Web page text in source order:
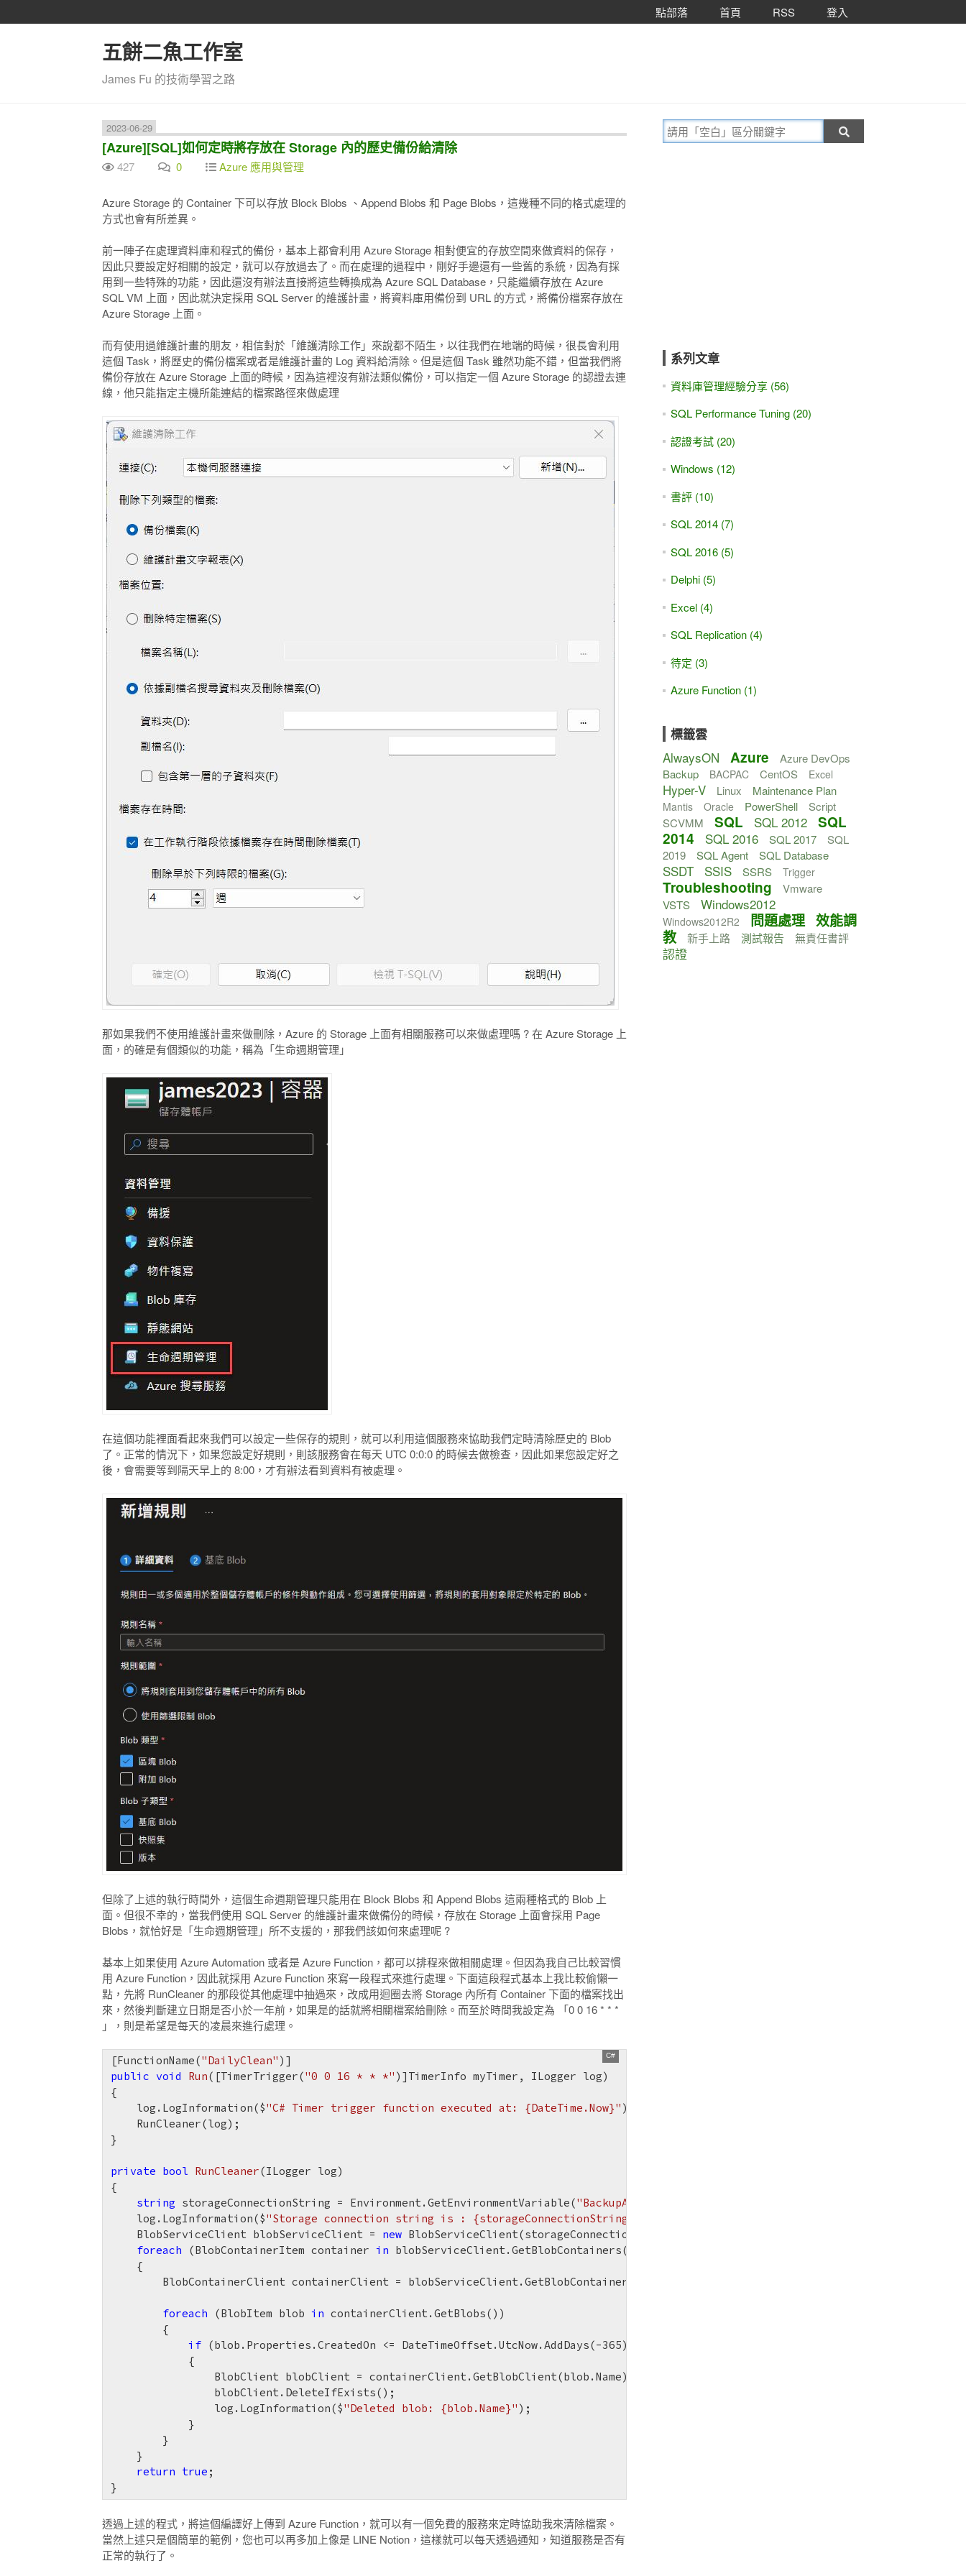
點部落 首頁 RSS 登入
五餅二魚工作室
James Fu 的技術學習之路
2023-06-29
[Azure][SQL]如何定時將存放在 Storage 內的歷史備份給清除
427 0 Azure 應用與管理
Azure Storage 的 Container 下可以存放 Block Blobs 、Append Blobs 和 Page Blobs，這幾種不同的格式處理的
方式也會有所差異。
前一陣子在處理資料庫和程式的備份，基本上都會利用 Azure Storage 相對便宜的存放空間來做資料的保存，
因此只要設定好相關的設定，就可以存放過去了。而在處理的過程中，剛好手邊還有一些舊的系統，因為有採
用到一些特殊的功能，因此還沒有辦法直接將這些轉換成為 Azure SQL Database，只能繼續存放在 Azure
SQL VM 上面，因此就決定採用 SQL Server 的維護計畫，將資料庫用備份到 URL 的方式，將備份檔案存放在
Azure Storage 上面。
而有使用過維護計畫的朋友，相信對於「維護清除工作」來說都不陌生，以往我們在地端的時候，很長會利用
這個 Task，將歷史的備份檔案或者是維護計畫的 Log 資料給清除。但是這個 Task 雖然功能不錯，但當我們將
備份存放在 Azure Storage 上面的時候，因為這裡沒有辦法類似備份，可以指定一個 Azure Storage 的認證去連
線，他只能指定主機所能連結的檔案路徑來做處理
那如果我們不使用維護計畫來做刪除，Azure 的 Storage 上面有相關服務可以來做處理嗎 ? 在 Azure Storage 上
面，的確是有個類似的功能，稱為「生命週期管理」
在這個功能裡面看起來我們可以設定一些保存的規則，就可以利用這個服務來協助我們定時清除歷史的 Blob
了。正常的情況下，如果您設定好規則，則該服務會在每天 UTC 0:0:0 的時候去做檢查，因此如果您設定好之
後，會需要等到隔天早上的 8:00，才有辦法看到資料有被處理。
但除了上述的執行時間外，這個生命週期管理只能用在 Block Blobs 和 Append Blobs 這兩種格式的 Blob 上
面。但很不幸的，當我們使用 SQL Server 的維護計畫來做備份的時候，存放在 Storage 上面會採用 Page
Blobs，就恰好是「生命週期管理」所不支援的，那我們該如何來處理呢 ?
基本上如果使用 Azure Automation 或者是 Azure Function，都可以排程來做相關處理。但因為我自己比較習慣
用 Azure Function，因此就採用 Azure Function 來寫一段程式來進行處理。下面這段程式基本上我比較偷懶一
點，先將 RunCleaner 的那段從其他處理中抽過來，改成用迴圈去將 Storage 內所有 Container 下面的檔案找出
來，然後判斷建立日期是否小於一年前，如果是的話就將相關檔案給刪除。而至於時間我設定為 「0 0 16 * * *
」，則是希望是每天的凌晨來進行處理。
[FunctionName("DailyClean"
public void Run( [TimerTrigger("0 0 16 * * *"
{
    log.LogInformation($
"C# Timer trigger function executed at: {DateTime.Now}" );
    RunCleaner(log);
}
private bool RunCleaner(ILogger log
{
string storageConnectionString = Environment.GetEnvironmentVariable("BackupAzureStorage"
    log.LogInformation($
"Storage connection string is : {storageConnectionString}"
    BlobServiceClient blobServiceClient =
new BlobServiceClient(storageConnectionString);
foreach (BlobContainerItem container in blobServiceClient.GetBlobContainers())
    {
        BlobContainerClient containerClient = blobServiceClient.GetBlobContainerClient(container.Name);
foreach (BlobItem blob in containerClient.GetBlobs())
        {
if (blob.Properties.CreatedOn <= DateTimeOffset.UtcNow.AddDays(-365))
            {
                BlobClient blobClient = containerClient.GetBlobClient(blob.Name);
                blobClient.DeleteIfExists();
                log.LogInformation($
"Deleted blob: {blob.Name}" );
            }
        }
    }
return true ;
}
透過上述的程式，將這個編譯好上傳到 Azure Function，就可以有一個免費的服務來定時協助我來清除檔案。
當然上述只是個簡單的範例，您也可以再多加上像是 LINE Notion，這樣就可以每天透過通知，知道服務是否有
正常的執行了。
系列文章
資料庫管理經驗分享 (56)
SQL Performance Tuning (20)
認證考試 (20)
Windows (12)
書評 (10)
SQL 2014 (7)
SQL 2016 (5)
Delphi (5)
Excel (4)
SQL Replication (4)
待定 (3)
Azure Function (1)
標籤雲
AlwaysON Azure
Azure DevOps
Backup
BACPAC CentOS Excel
Hyper-V Linux Maintenance Plan
Mantis Oracle PowerShell
Script
SCVMM
SQL SQL 2012 SQL
2014
SQL 2016 SQL 2017
SQL
2019
SQL Agent SQL Database
SSDT SSIS SSRS Trigger
Troubleshooting
Vmware
VSTS
Windows2012
Windows2012R2 問題處理 效能調
教
新手上路 測試報告 無責任書評
認證